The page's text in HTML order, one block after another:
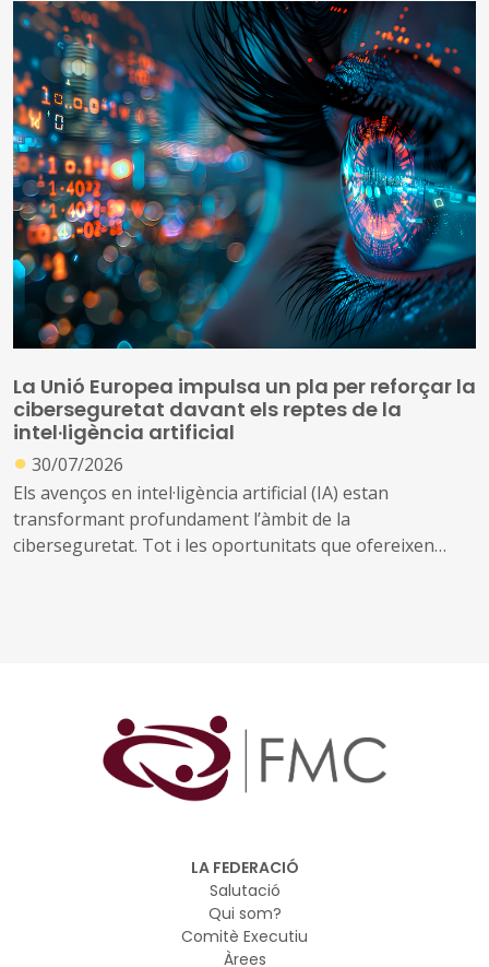
A més, impulsa una nova declaració que inclou altres 53
municipis que no es consideraven de mercat tens, però
que s’ha identificat que ara compleixen les condicions
per aplicar el topall de preus
La Unió Europea impulsa un pla per reforçar la
ciberseguretat davant els reptes de la
intel·ligència artificial
● 30/07/2026
Els avenços en intel·ligència artificial (IA) estan
transformant profundament l’àmbit de la
ciberseguretat. Tot i les oportunitats que ofereixen
presentat el Pla d'Acció sobre Ciberseguretat i IA, una
iniciativa que mobilitzarà els estats membres, la
indústria i diferents organitzacions europees per
reforçar la seguretat digital de la Unió. El pla es basa en
vol garantir que els nous models d’IA es desenvolupin i
s’utilitzin de manera segura
LA FEDERACIÓ
Salutació
Qui som?
Comitè Executiu
Àrees